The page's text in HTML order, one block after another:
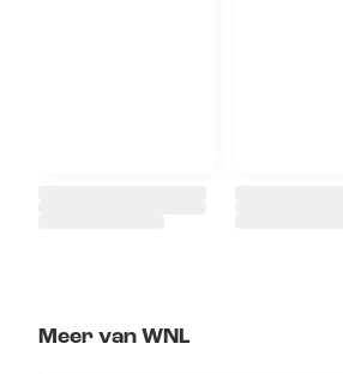
Meer van WNL